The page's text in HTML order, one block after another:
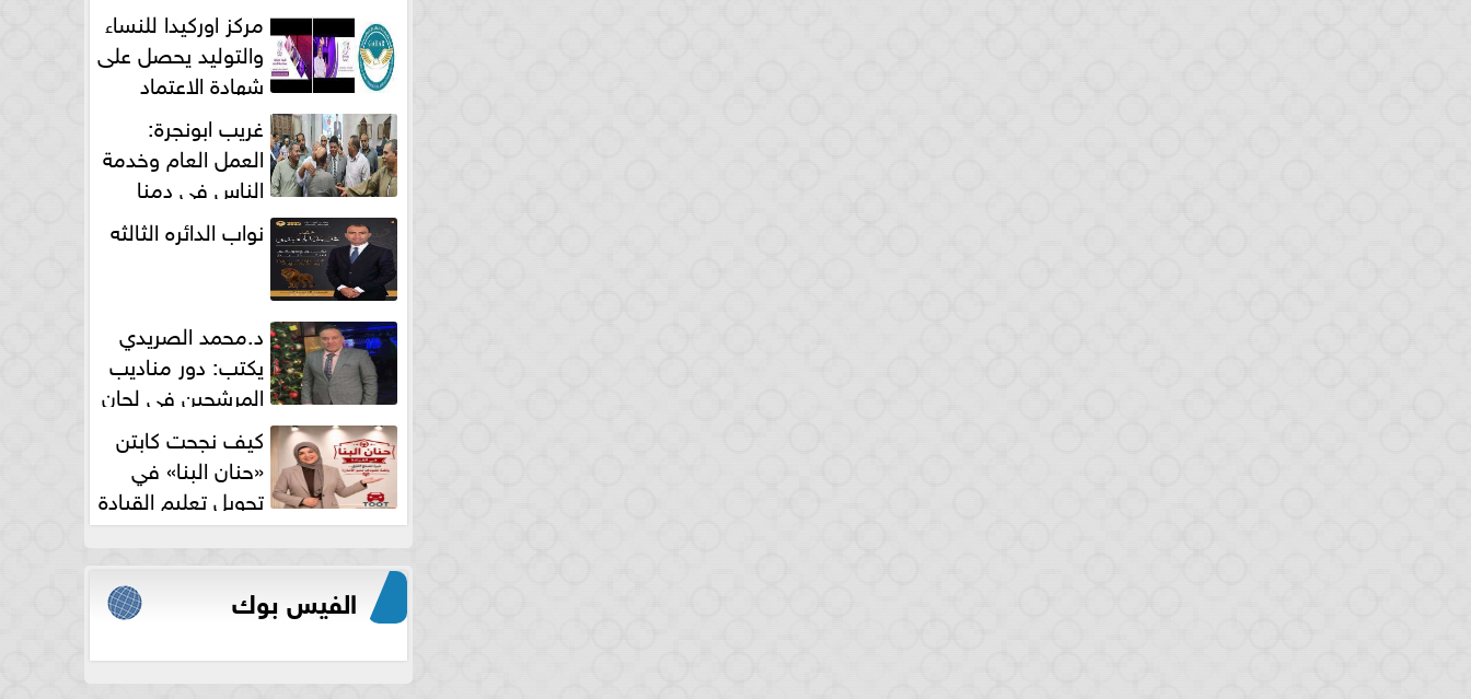
مركز اوركيدا للنساء
والتوليد يحصل على
شهادة الاعتماد
الكامل
غريب ابونجرة:
العمل العام وخدمة
الناس فى دمنا
نواب الدائره الثالثه
د.محمد الصريدي
يكتب: دور مناديب
المرشحين في لجان
الانتخابات
كيف نجحت كابتن
«حنان البنا» في
تحويل تعليم القيادة
النسائية من خوف...
الفيس بوك